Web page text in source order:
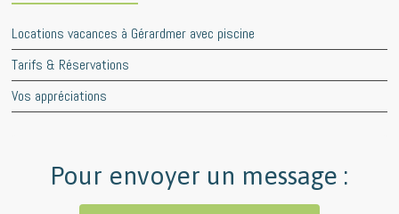
Locations vacances à Gérardmer avec piscine
Tarifs & Réservations
Vos appréciations
Pour envoyer un message :